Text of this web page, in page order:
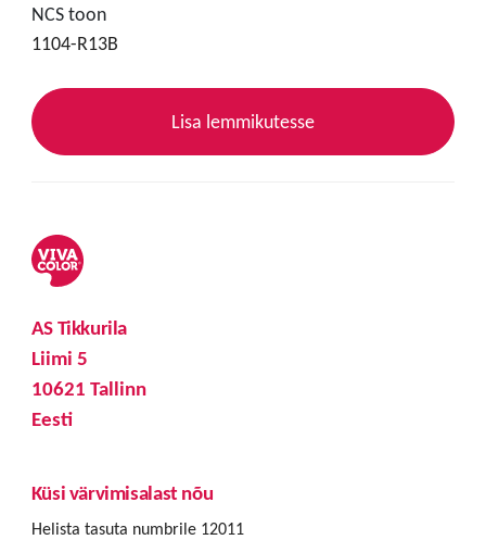
NCS toon
1104-R13B
Lisa lemmikutesse
AS Tikkurila
Liimi 5
10621 Tallinn
Eesti
Küsi värvimisalast nõu
Helista tasuta numbrile 12011